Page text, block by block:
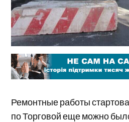
Ремонтные работы
по Торговой еще можно